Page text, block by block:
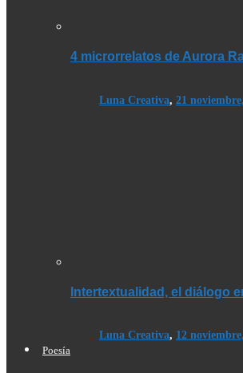
4 microrrelatos de Aurora
Luna Creativa, 21
Intertextualidad, el diálogo
Luna Creativa, 12
Poesía